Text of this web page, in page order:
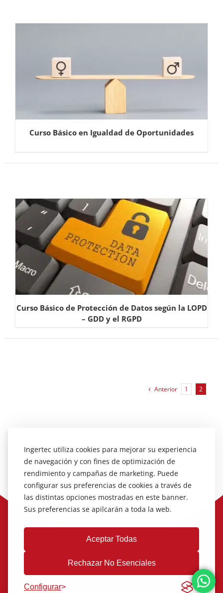
Curso Básico en Igualdad de Oportunidades
Curso Básico de Protección de Datos según la LOPD
– GDD y el RGPD
Anterior 1 2
Ingertec utiliza cookies para mejorar su experiencia
de navegación y con fines de optimización de
rendimiento y campañas de marketing. Puede
configurar sus preferencias de cookies a través de
las distintas opciones mostradas en este banner.
Sus preferencias se apilcarán a toda la web.
Aceptar Todas
Rechazar No Esenciales
Configurar